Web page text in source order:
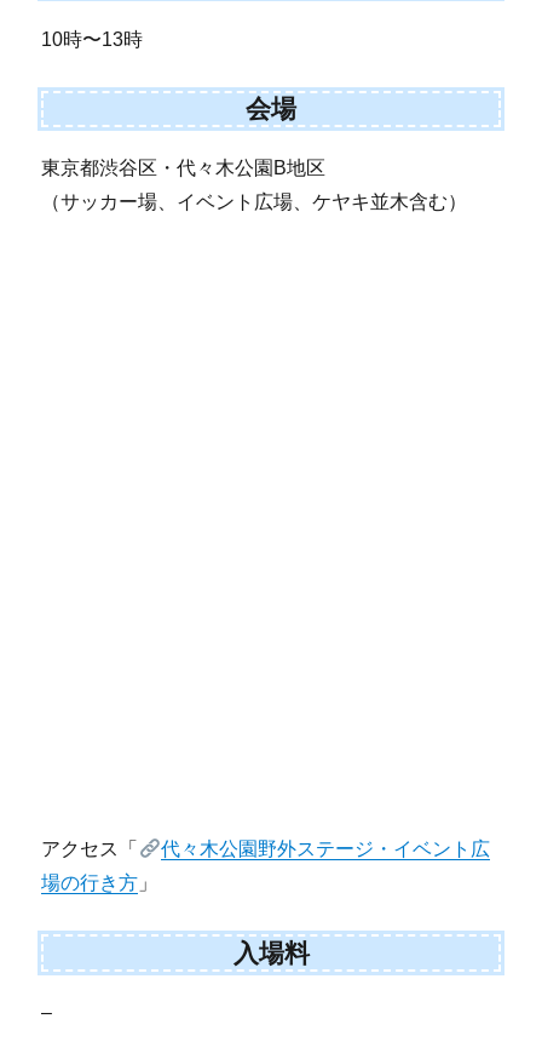
10時〜13時
会場
東京都渋谷区・代々木公園B地区
（サッカー場、イベント広場、ケヤキ並木含む）
アクセス「
代々木公園野外ステージ・イベント広
場の行き方 」
入場料
–